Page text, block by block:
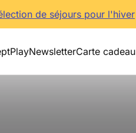
de séjours pour l'hiver
PlayNewsletterCarte cadeau